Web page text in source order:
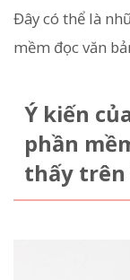
Đây có thể là
mềm đọc văn
Ý kiến
phần
thấy